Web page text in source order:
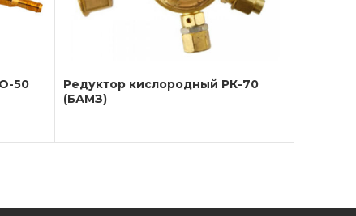
50
Редуктор кислородный РК-70
(БАМЗ)